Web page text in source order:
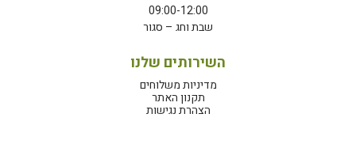
09:00-12:00
שבת וחג – סגור
השירותים שלנו
מדיניות משלוחים
תקנון האתר
הצהרת נגישות